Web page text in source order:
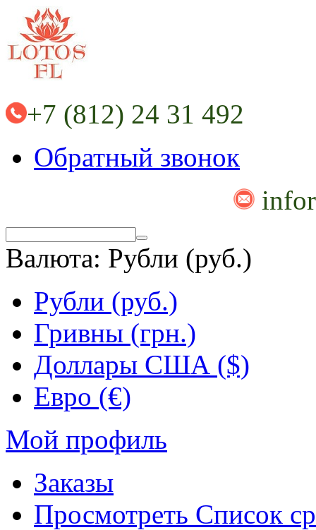
+7 (812) 24 31 492
Обратный звонок
Валюта: Рубли (руб.)
Рубли (руб.)
Гривны (грн.)
Доллары США ($)
Евро (€)
Мой профиль
Заказы
Просмотреть Список